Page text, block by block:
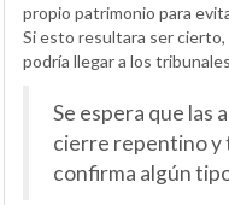
propio patrimonio para
Si esto resultara ser
podría llegar a los
Se espera que las
cierre repentino y
confirma algún